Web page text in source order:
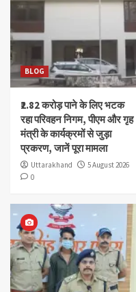
BLOG
₹2.82 करोड़ पाने के लिए भटक
रहा परिवहन निगम, पीएम और गृह
मंत्री के कार्यक्रमों से जुड़ा
प्रकरण, जानें पूरा मामला
Uttarakhand
5 August 2026
0